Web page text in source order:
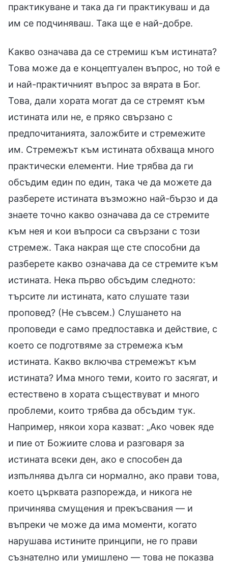
практикуване и така да ги практикуваш и да
им се подчиняваш. Така ще е най-добре.
Какво означава да се стремиш към истината?
Това може да е концептуален въпрос, но той е
и най-практичният въпрос за вярата в Бог.
Това, дали хората могат да се стремят към
истината или не, е пряко свързано с
предпочитанията, заложбите и стремежите
им. Стремежът към истината обхваща много
практически елементи. Ние трябва да ги
обсъдим един по един, така че да можете да
разберете истината възможно най-бързо и да
знаете точно какво означава да се стремите
към нея и кои въпроси са свързани с този
стремеж. Така накрая ще сте способни да
разберете какво означава да се стремите към
истината. Нека първо обсъдим следното:
търсите ли истината, като слушате тази
проповед? (Не съвсем.) Слушането на
проповеди е само предпоставка и действие, с
което се подготвяме за стремежа към
истината. Какво включва стремежът към
истината? Има много теми, които го засягат, и
естествено в хората съществуват и много
проблеми, които трябва да обсъдим тук.
Например, някои хора казват: „Ако човек яде
и пие от Божиите слова и разговаря за
истината всеки ден, ако е способен да
изпълнява дълга си нормално, ако прави това,
което църквата разпорежда, и никога не
причинява смущения и прекъсвания — и
въпреки че може да има моменти, когато
нарушава истините принципи, не го прави
съзнателно или умишлено — това не показва